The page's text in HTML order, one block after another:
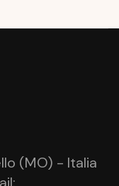
(MO) - Italia